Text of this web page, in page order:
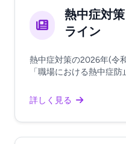
熱中症対
ライン
熱中症対策の2026年(令
「職場における熱中症防
詳しく見る